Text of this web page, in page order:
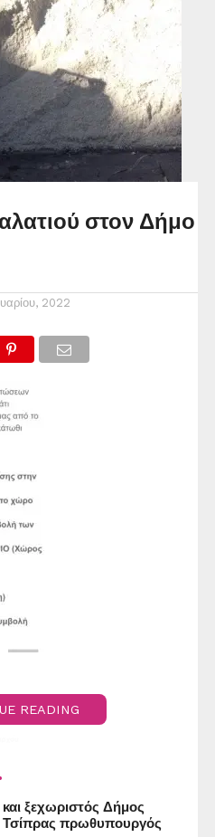
στον Δήμο
2022
READING
ξεχωριστός Δήμος
Τσίπρας πρωθυπουργός